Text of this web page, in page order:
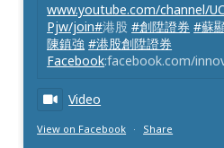
www.youtube.com/channel/
Pjw/join#港股#創陞證券 #蘇
陳鎮強 #港股創陞證券
Facebook:facebook.com/
Video
View on Facebook · Share